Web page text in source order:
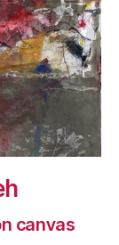
canvas